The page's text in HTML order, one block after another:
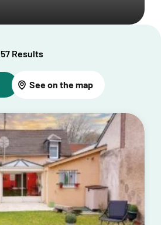
57 Results
See on the map